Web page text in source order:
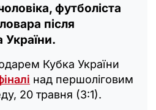
футболіста
після
Кубка України
над першоліговим
20 травня (3:1).